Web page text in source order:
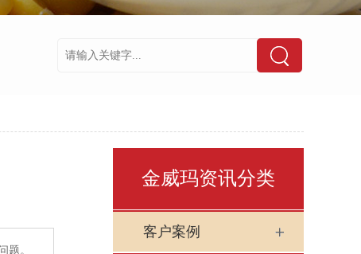
题。
金威玛资讯分类
客户案例